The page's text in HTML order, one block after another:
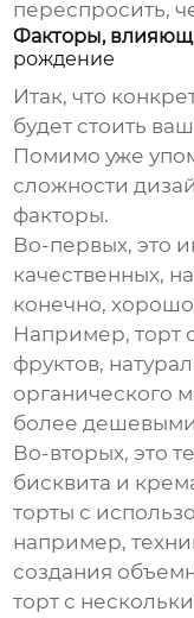
переспросить,
Факторы,
рождение
Итак, что
будет стоить
Помимо уже
сложности
факторы.
Во-первых, это
качественных,
конечно,
Например, торт
фруктов,
органического
более
Во-вторых, это
бисквита и
торты с
например,
создания
торт с